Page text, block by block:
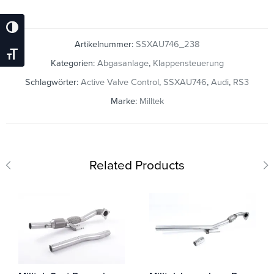
Umschalten Auf Hohe Kontraste
Schrift Vergrößern
Artikelnummer: SSXAU746_238
Kategorien: Abgasanlage, Klappensteuerung
Schlagwörter: Active Valve Control, SSXAU746, Audi, RS3
Marke: Milltek
Related Products